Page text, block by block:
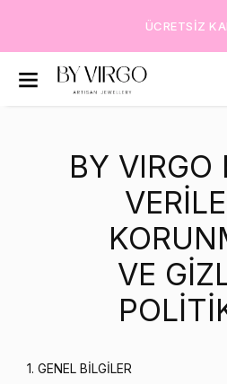
ÜCRETSIZ
BY VIRGO
VE
1. GENEL BİLGİLER